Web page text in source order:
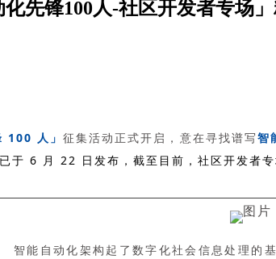
先锋100人-社区开发者专场」
100 人」征集活动正式开启，意在寻找谱写智
于 6 月 22 日发布，截至目前，社区开发者专
智能自动化架构起了数字化社会信息处理的